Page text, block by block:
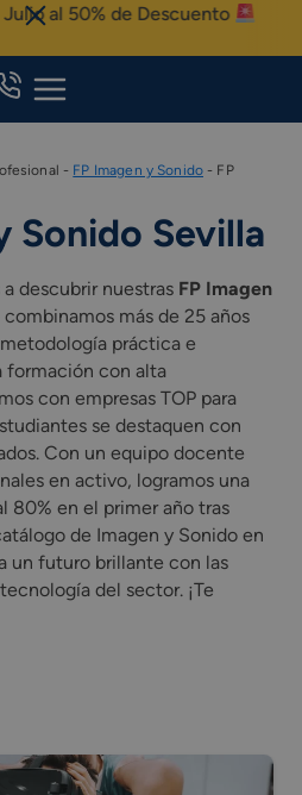
al 50% de Descuento
- FP Imagen y Sonido - FP
Sonido Sevilla
descubrir nuestras FP Imagen
combinamos más de 25 años
práctica e
formación con alta
con empresas TOP para
se destaquen con
Con un equipo docente
en activo, logramos una
80% en el primer año tras
de Imagen y Sonido en
un futuro brillante con las
del sector. ¡Te